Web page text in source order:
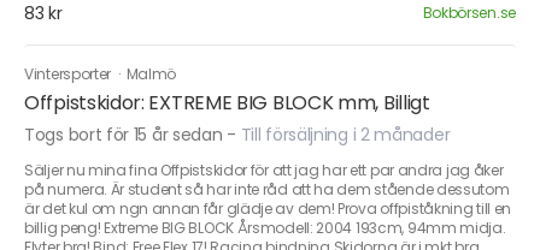
83 kr Bokbörsen.se
Vintersporter · Malmö
Offpistskidor: EXTREME BIG BLOCK mm, Billigt
Togs bort för 15 år sedan - Till försäljning i 2 månader
Säljer nu mina fina Offpistskidor för att jag har ett par andra jag åker
på numera. Är student så har inte råd att ha dem stående dessutom
är det kul om ngn annan får glädje av dem! Prova offpiståkning till en
billig peng! Extreme BIG BLOCK Årsmodell: 2004 193cm, 94mm midja.